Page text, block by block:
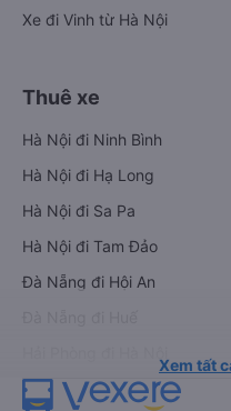
Xe đi Vinh từ Hà Nội
Thuê xe
Hà Nội đi Ninh Bình
Hà Nội đi Hạ Long
Hà Nội đi Sa Pa
Hà Nội đi Tam Đảo
Đà Nẵng đi Hội An
Xem tất